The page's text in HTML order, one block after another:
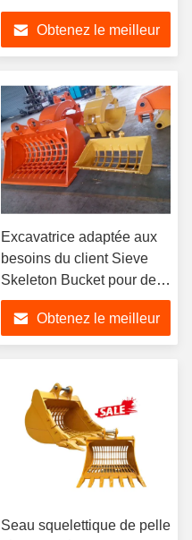
Kobelco
Obtenez le meilleur
Excavatrice adaptée aux
besoins du client Sieve
Skeleton Bucket pour des
pièces 0,4 CBM
Obtenez le meilleur
Seau squelettique de pelle